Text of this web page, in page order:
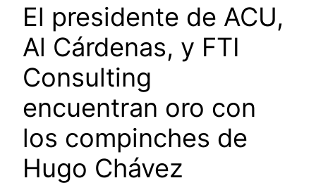
El presidente de ACU,
Al Cárdenas, y FTI
Consulting
encuentran oro con
los compinches de
Hugo Chávez